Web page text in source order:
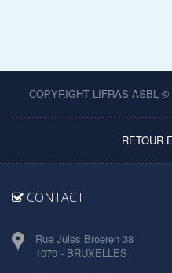
COPYRIGHT LIFRAS ASBL
RETOUR
CONTACT
Rue Jules Broeren 38
1070 - BRUXELLES